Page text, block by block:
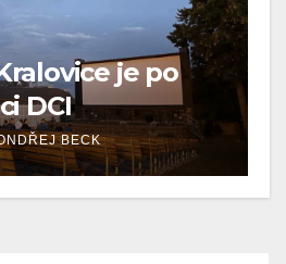
je po
DCI
BECK